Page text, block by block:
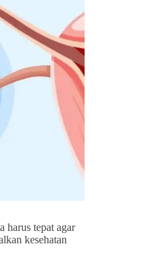
harus tepat agar
kesehatan